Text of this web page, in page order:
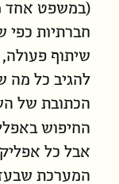
(במשפט אחד
חברתיות כפי
שיתוף פעולה,
להגיב כל מה
הכתובת של
החיפוש
אבל כל
המערכת